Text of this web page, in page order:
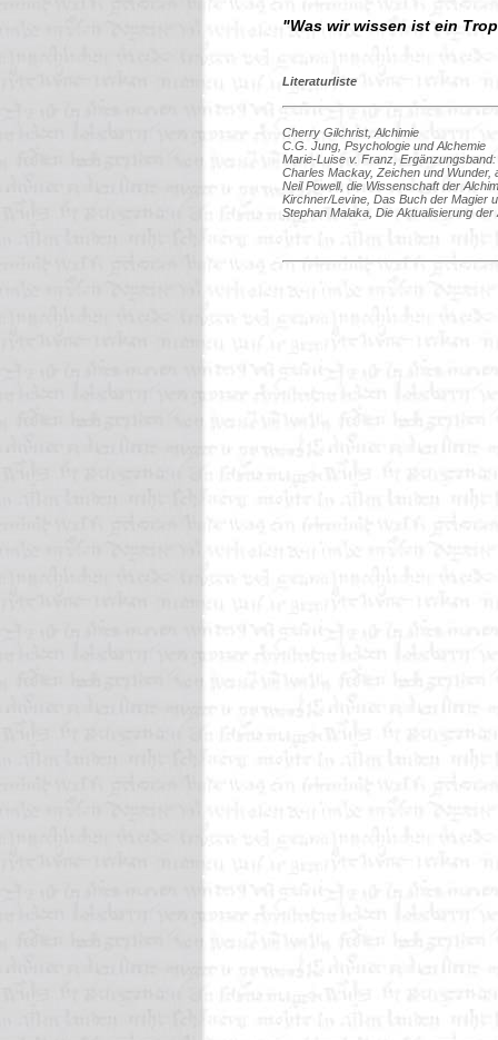
"Was wir wissen ist ein
Literaturliste
Cherry Gilchrist, Alchimie
C.G. Jung, Psychologie und Alchemie
Marie-Luise v. Franz,
Charles Mackay, Zeichen und Wunder,
Neil Powell, die Wissenschaft der
Kirchner/Levine, Das Buch der Magier
Stephan Malaka, Die Aktualisierung